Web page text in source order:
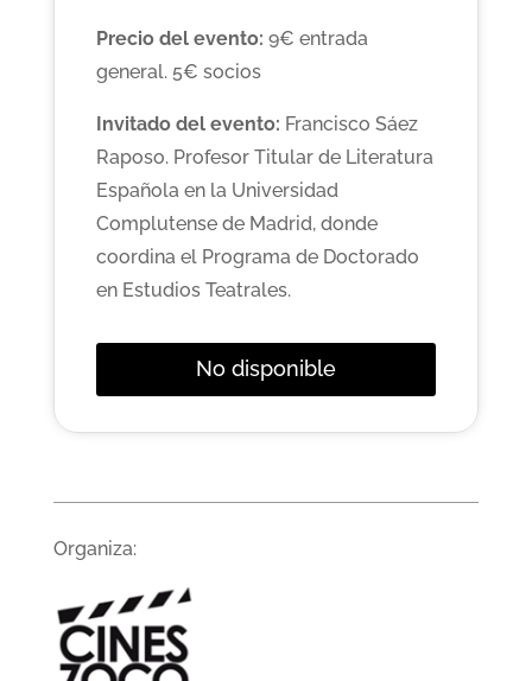
Precio del evento: 9€ entrada
general. 5€ socios
Invitado del evento: Francisco Sáez
Raposo. Profesor Titular de Literatura
Española en la Universidad
Complutense de Madrid, donde
coordina el Programa de Doctorado
en Estudios Teatrales.
No disponible
Organiza: